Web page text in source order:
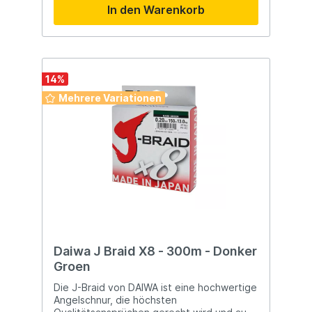
Bisse. Dadurch ist diese Nylon-Hauptschnur
in nahezu jedem Bereich einsetzbar. Es ist
eine solide und erschwingliche
In den Warenkorb
14%
Mehrere Variationen
Daiwa J Braid X8 - 300m - Donker
Groen
Die J-Braid von DAIWA ist eine hochwertige
Angelschnur, die höchsten